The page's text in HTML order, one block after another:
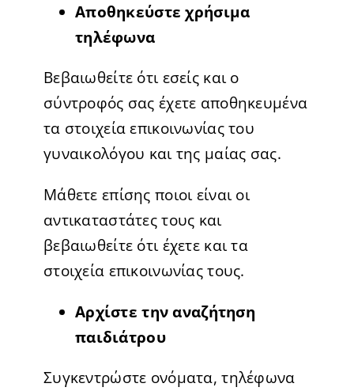
Αποθηκεύστε χρήσιμα
τηλέφωνα
Βεβαιωθείτε ότι εσείς και ο
σύντροφός σας έχετε αποθηκευμένα
τα στοιχεία επικοινωνίας του
γυναικολόγου και της μαίας σας.
Μάθετε επίσης ποιοι είναι οι
αντικαταστάτες τους και
βεβαιωθείτε ότι έχετε και τα
στοιχεία επικοινωνίας τους.
Αρχίστε την αναζήτηση
παιδιάτρου
Συγκεντρώστε ονόματα, τηλέφωνα